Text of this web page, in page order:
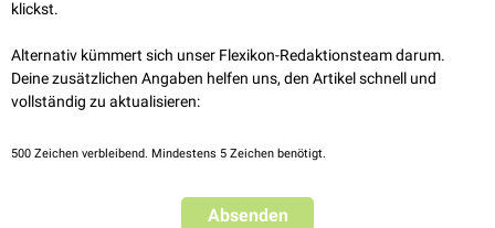
Weitergabe steigert.
ImZwischenwirtentwickeln die Mikrofilarien ihre nächsten
Larvenstadien. Dabei durchbohren sie den Darmtrakt des Zwischenwirts
Endwirte infizieren.
klickst.
Alternativ kümmert sich unser Flexikon-Redaktionsteam darum.
Deine zusätzlichen Angaben helfen uns, den Artikel schnell und
vollständig zu aktualisieren:
500 Zeichen verbleibend. Mindestens 5 Zeichen benötigt.
Absenden